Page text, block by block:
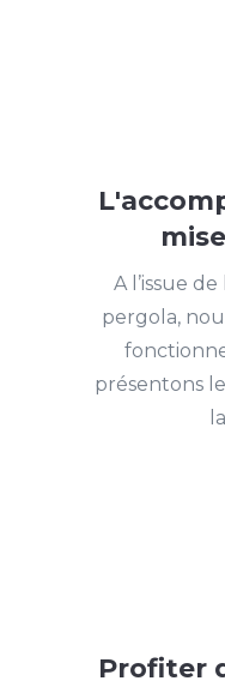
A l’issue
pergola,
présentons
Profiter